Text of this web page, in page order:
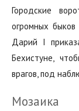
Городские
огромных быков
Дарий I
Бехистуне,
врагов, под
Мозаика